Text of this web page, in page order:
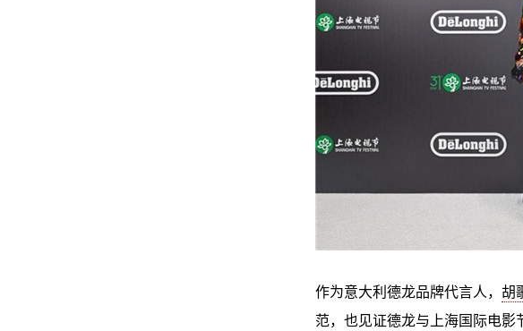
作为意大利德龙品牌代言人， 胡
范，也见证德龙与上海国际电影